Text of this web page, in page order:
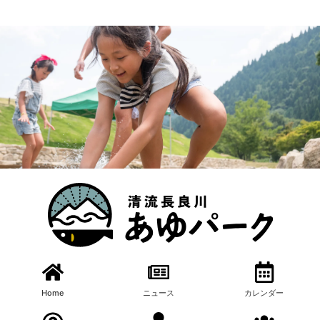
漁業体験
あゆパーク内の自然とふれあいながら漁業体験ができま
す。 体験等を通じて長良川の環境、生活、文化などにつ
いても学ぶことができます。
食体験
魚の塩焼きのほかに、飯ごう体験（鮎ごはん、豚汁）、燻
製体験（魚、チーズ、肉）ができます。
クラフト体験
漁業体験のほかに、間伐材を利用した箸作りや竹串作りに
椅子作り、アートキャンドル、ストーンアート、風鈴の絵
付けなど、多種多様のクラフト体験ができます。
漁業体験
あゆパーク内の自然とふれあいながら漁業体験ができま
す。 体験等を通じて長良川の環境、生活、文化などにつ
いても学ぶことができます。
食体験
魚の塩焼きのほかに、飯ごう体験（鮎ごはん、豚汁）、燻
製体験（魚、チーズ、肉）ができます。
クラフト体験
漁業体験のほかに、間伐材を利用した箸作りや竹串作りに
椅子作り、アートキャンドル、ストーンアート、風鈴の絵
付けなど、多種多様のクラフト体験ができます。
漁業体験
あゆパーク内の自然とふれあいながら漁業体験ができま
す。 体験等を通じて長良川の環境、生活、文化などにつ
いても学ぶことができます。
食体験
魚の塩焼きのほかに、飯ごう体験（鮎ごはん、豚汁）、燻
製体験（魚、チーズ、肉）ができます。
クラフト体験
漁業体験のほかに、間伐材を利用した箸作りや竹串作りに
椅子作り、アートキャンドル、ストーンアート、風鈴の絵
付けなど、多種多様のクラフト体験ができます。
漁業体験
あゆパーク内の自然とふれあいながら漁業体験ができま
す。 体験等を通じて長良川の環境、生活、文化などにつ
いても学ぶことができます。
食体験
魚の塩焼きのほかに、飯ごう体験（鮎ごはん、豚汁）、燻
製体験（魚、チーズ、肉）ができます。
クラフト体験
漁業体験のほかに、間伐材を利用した箸作りや竹串作りに
椅子作り、アートキャンドル、ストーンアート、風鈴の絵
付けなど、多種多様のクラフト体験ができます。
漁業体験
あゆパーク内の自然とふれあいながら漁業体験ができま
す。 体験等を通じて長良川の環境、生活、文化などにつ
いても学ぶことができます。
食体験
魚の塩焼きのほかに、飯ごう体験（鮎ごはん、豚汁）、燻
製体験（魚、チーズ、肉）ができます。
クラフト体験
漁業体験のほかに、間伐材を利用した箸作りや竹串作りに
椅子作り、アートキャンドル、ストーンアート、風鈴の絵
付けなど、多種多様のクラフト体験ができます。
漁業体験
あゆパーク内の自然とふれあいながら漁業体験ができま
す。 体験等を通じて長良川の環境、生活、文化などにつ
いても学ぶことができます。
食体験
魚の塩焼きのほかに、飯ごう体験（鮎ごはん、豚汁）、燻
製体験（魚、チーズ、肉）ができます。
クラフト体験
漁業体験のほかに、間伐材を利用した箸作りや竹串作りに
椅子作り、アートキャンドル、ストーンアート、風鈴の絵
付けなど、多種多様のクラフト体験ができます。
Home ニュース カレンダー